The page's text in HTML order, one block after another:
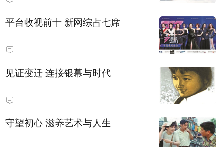
平台收视前十 新网综占七席
见证变迁 连接银幕与时代
守望初心 滋养艺术与人生